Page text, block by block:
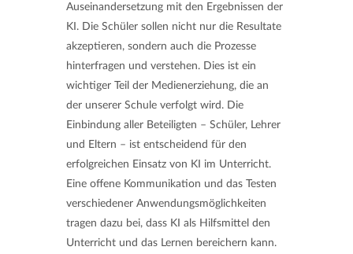
Auseinandersetzung mit den Ergebnissen der
KI. Die Schüler sollen nicht nur die Resultate
akzeptieren, sondern auch die Prozesse
hinterfragen und verstehen. Dies ist ein
wichtiger Teil der Medienerziehung, die an
der unserer Schule verfolgt wird. Die
Einbindung aller Beteiligten – Schüler, Lehrer
und Eltern – ist entscheidend für den
erfolgreichen Einsatz von KI im Unterricht.
Eine offene Kommunikation und das Testen
verschiedener Anwendungsmöglichkeiten
tragen dazu bei, dass KI als Hilfsmittel den
Unterricht und das Lernen bereichern kann.